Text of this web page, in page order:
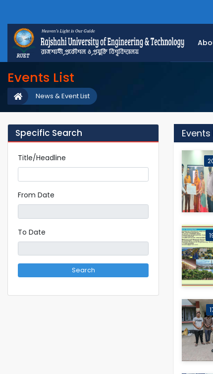
Events List
News & Event List
Specific Search
Title/Headline
From Date
To Date
Search
Events